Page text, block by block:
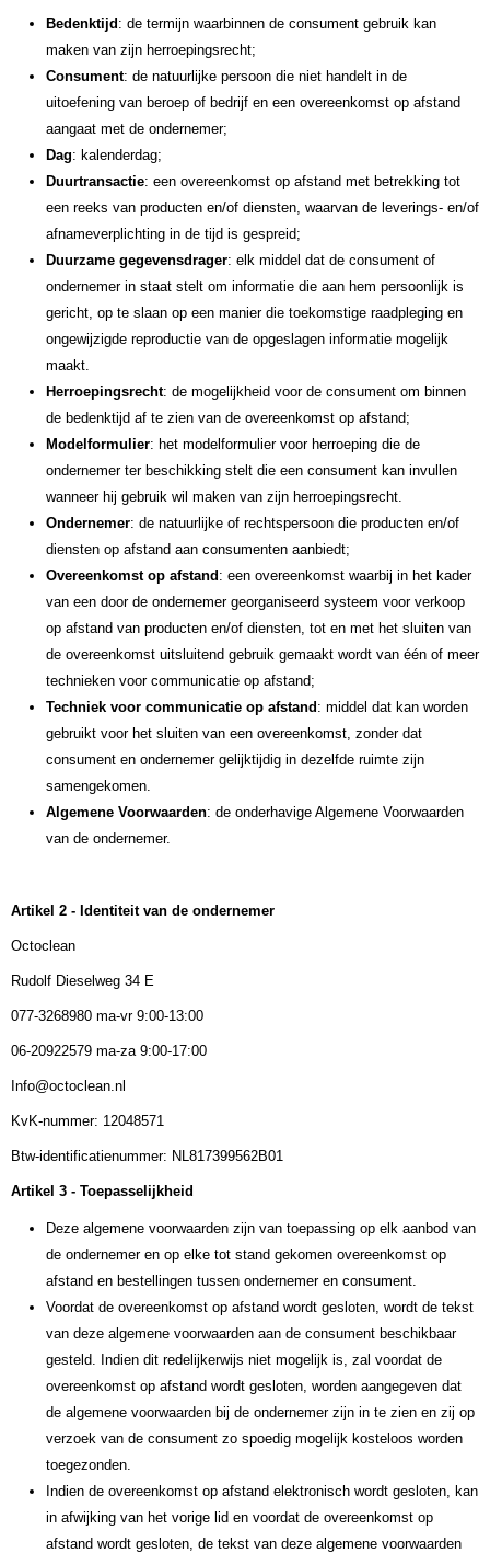
Bedenktijd : de termijn waarbinnen de consument gebruik kan
maken van zijn herroepingsrecht;
Consument: de natuurlijke persoon die niet handelt in de
uitoefening van beroep of bedrijf en een overeenkomst op afstand
aangaat met de ondernemer;
Dag: kalenderdag;
Duurtransactie: een overeenkomst op afstand met betrekking tot
een reeks van producten en/of diensten, waarvan de leverings- en/of
afnameverplichting in de tijd is gespreid;
Duurzame gegevensdrager: elk middel dat de consument of
ondernemer in staat stelt om informatie die aan hem persoonlijk is
gericht, op te slaan op een manier die toekomstige raadpleging en
ongewijzigde reproductie van de opgeslagen informatie mogelijk
maakt.
Herroepingsrecht: de mogelijkheid voor de consument om binnen
de bedenktijd af te zien van de overeenkomst op afstand;
Modelformulier: het modelformulier voor herroeping die de
ondernemer ter beschikking stelt die een consument kan invullen
wanneer hij gebruik wil maken van zijn herroepingsrecht.
Ondernemer: de natuurlijke of rechtspersoon die producten en/of
diensten op afstand aan consumenten aanbiedt;
Overeenkomst op afstand : een overeenkomst waarbij in het kader
van een door de ondernemer georganiseerd systeem voor verkoop
op afstand van producten en/of diensten, tot en met het sluiten van
de overeenkomst uitsluitend gebruik gemaakt wordt van één of meer
technieken voor communicatie op afstand;
Techniek voor communicatie op afstand : middel dat kan worden
gebruikt voor het sluiten van een overeenkomst, zonder dat
consument en ondernemer gelijktijdig in dezelfde ruimte zijn
samengekomen.
Algemene Voorwaarden: de onderhavige Algemene Voorwaarden
van de ondernemer.
Artikel 2 - Identiteit van de ondernemer
Octoclean
Rudolf Dieselweg 34 E
077-3268980 ma-vr 9:00-13:00
06-20922579 ma-za 9:00-17:00
Info@octoclean.nl
KvK-nummer: 12048571
Btw-identificatienummer: NL817399562B01
Artikel 3 - Toepasselijkheid
Deze algemene voorwaarden zijn van toepassing op elk aanbod van
de ondernemer en op elke tot stand gekomen overeenkomst op
afstand en bestellingen tussen ondernemer en consument.
Voordat de overeenkomst op afstand wordt gesloten, wordt de tekst
van deze algemene voorwaarden aan de consument beschikbaar
gesteld. Indien dit redelijkerwijs niet mogelijk is, zal voordat de
overeenkomst op afstand wordt gesloten, worden aangegeven dat
de algemene voorwaarden bij de ondernemer zijn in te zien en zij op
verzoek van de consument zo spoedig mogelijk kosteloos worden
toegezonden.
Indien de overeenkomst op afstand elektronisch wordt gesloten, kan
in afwijking van het vorige lid en voordat de overeenkomst op
afstand wordt gesloten, de tekst van deze algemene voorwaarden